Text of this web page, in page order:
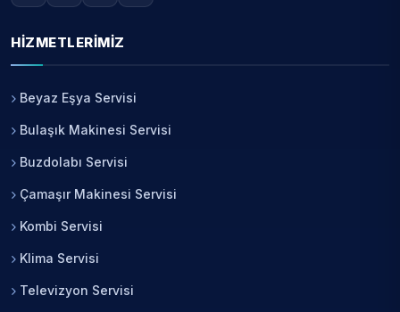
HIZMETLERIMIZ
Beyaz Eşya Servisi
Bulaşık Makinesi Servisi
Buzdolabı Servisi
Çamaşır Makinesi Servisi
Kombi Servisi
Klima Servisi
Televizyon Servisi